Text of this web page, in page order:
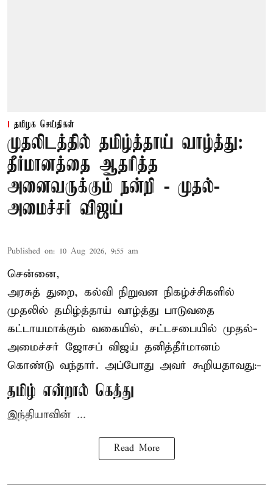
தமிழக செய்திகள்
முதலிடத்தில் தமிழ்த்தாய் வாழ்த்து:
தீர்மானத்தை ஆதரித்த
அனைவருக்கும் நன்றி - முதல்-
அமைச்சர் விஜய்
Published on: 10 Aug 2026, 9:55 am
சென்னை,
அரசுத் துறை, கல்வி நிறுவன நிகழ்ச்சிகளில்
முதலில் தமிழ்த்தாய் வாழ்த்து பாடுவதை
கட்டாயமாக்கும் வகையில், சட்டசபையில் முதல்-
அமைச்சர் ஜோசப் விஜய் தனித்தீர்மானம்
கொண்டு வந்தார். அப்போது அவர் கூறியதாவது:-
தமிழ் என்றால் கெத்து
இந்தியாவின் ...
Read More